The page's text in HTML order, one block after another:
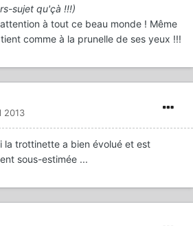
sujet qu'çà !!!)
à tout ce beau monde ! Même
comme à la prunelle de ses yeux !!!
2013
la trottinette a bien évolué et est
sous-estimée ...